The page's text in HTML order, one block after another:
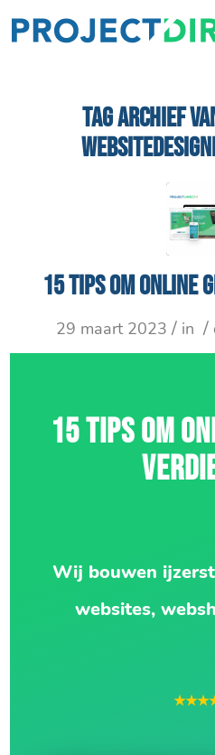
TAG ARCHIEF
15 tips om online
29 maart 2023 / in /
15 TIPS OM
Wij bouwen
websites,